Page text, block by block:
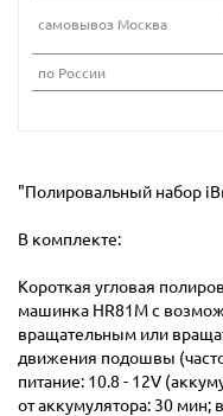
самовывоз Москва
по России
"Полировальный набор
В комплекте:
Короткая угловая
машинка HR81M с
вращательным или
движения подошвы
питание: 10.8 - 12V
от аккумулятора: 30 мин;